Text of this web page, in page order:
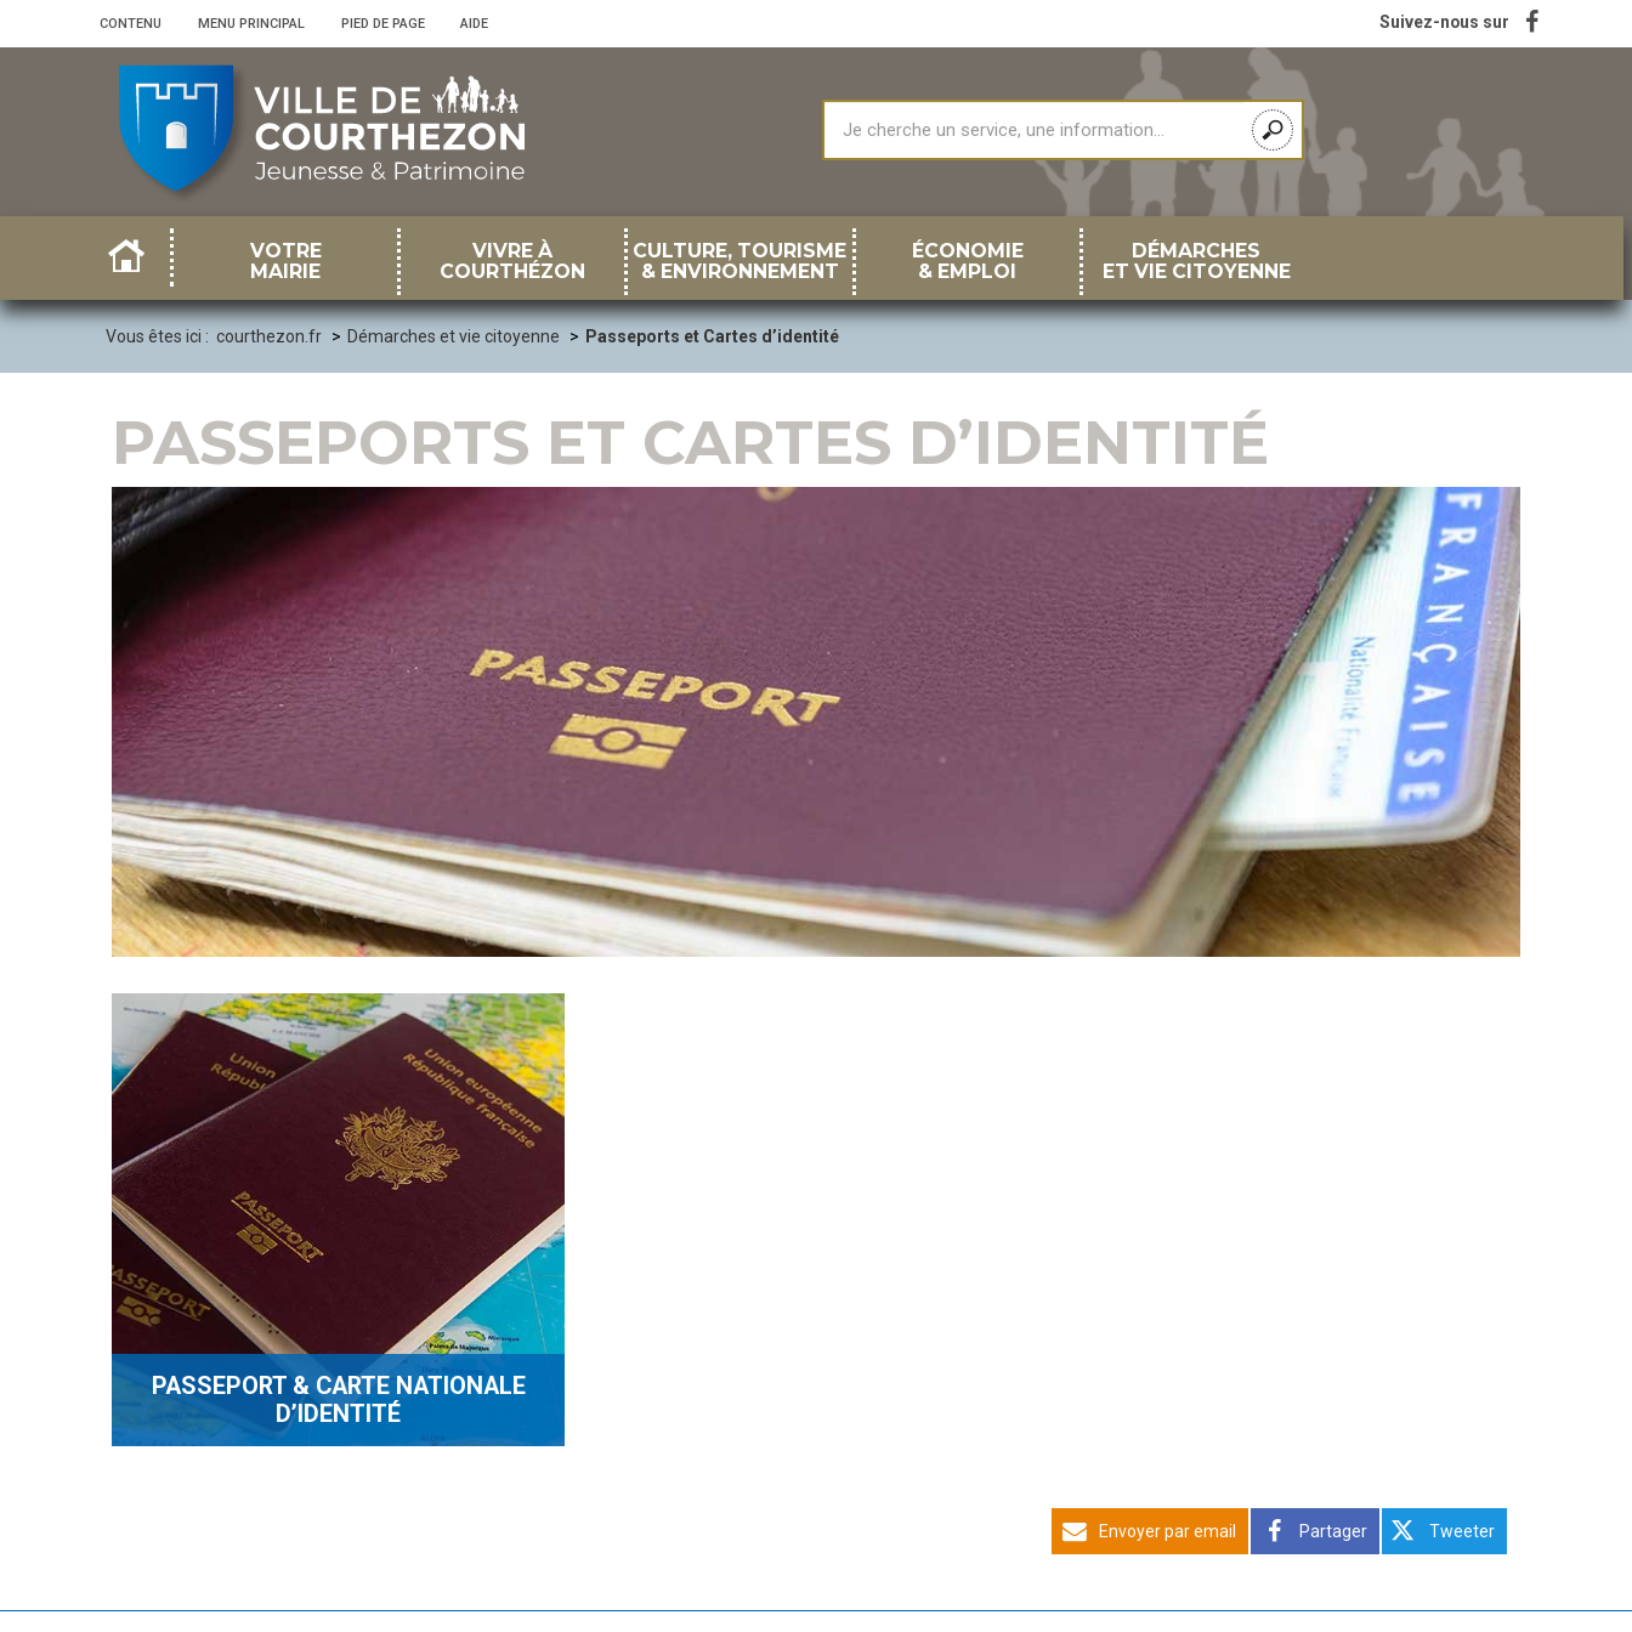
CONTENU MENU PRINCIPAL PIED DE PAGE AIDE
VOTRE
MAIRIE
VIVRE À
COURTHÉZON
CULTURE, TOURISME
& ENVIRONNEMENT
ÉCONOMIE
& EMPLOI
DÉMARCHES
ET VIE CITOYENNE
Suivez-nous sur
Vous êtes ici : courthezon.fr Démarches et vie citoyenne Passeports et Cartes d’identité
PASSEPORTS ET CARTES D’IDENTITÉ
PASSEPORT & CARTE NATIONALE
D’IDENTITÉ
Envoyer par email Partager Tweeter